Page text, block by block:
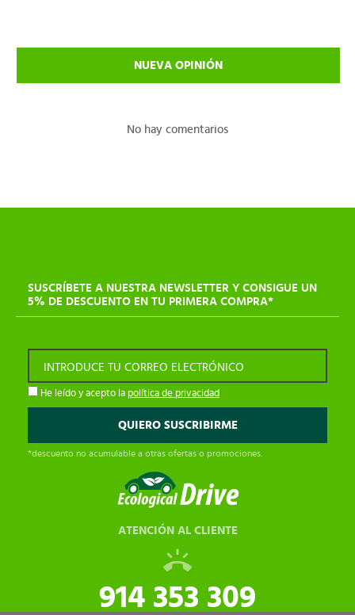
NUEVA OPINIÓN
No hay comentarios
SUSCRÍBETE A NUESTRA NEWSLETTER Y CONSIGUE UN
5% DE DESCUENTO EN TU PRIMERA COMPRA*
INTRODUCE TU CORREO ELECTRÓNICO
He leído y acepto la política de privacidad
*descuento no acumulable a otras ofertas o promociones.
ATENCIÓN AL CLIENTE
914 353 309